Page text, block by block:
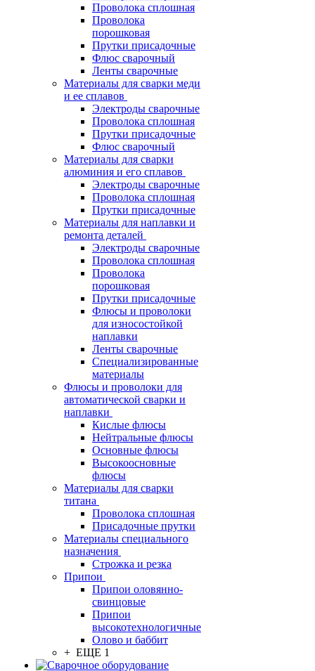
Проволока сплошная
Проволока
порошковая
Прутки присадочные
Флюс сварочный
Ленты сварочные
Материалы для сварки меди
и ее сплавов
Электроды сварочные
Проволока сплошная
Прутки присадочные
Флюс сварочный
Материалы для сварки
алюминия и его сплавов
Электроды сварочные
Проволока сплошная
Прутки присадочные
Материалы для наплавки и
ремонта деталей
Электроды сварочные
Проволока сплошная
Проволока
порошковая
Прутки присадочные
Флюсы и проволоки
для износостойкой
наплавки
Ленты сварочные
Специализированные
материалы
Флюсы и проволоки для
автоматической сварки и
наплавки
Кислые флюсы
Нейтральные флюсы
Основные флюсы
Высокоосновные
флюсы
Материалы для сварки
титана
Проволока сплошная
Присадочные прутки
Материалы специального
назначения
Строжка и резка
Припои
Припои оловянно-
свинцовые
Припои
высокотехнологичные
Олово и баббит
+ ЕЩЕ 1